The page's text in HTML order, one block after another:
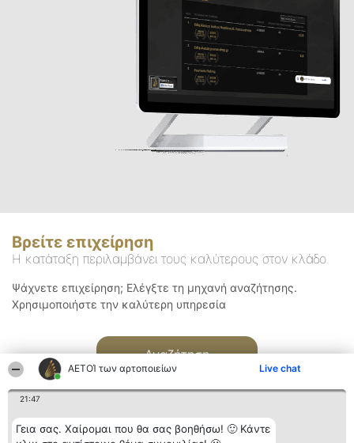
ΑΕΤΟΊ των αρτοποιείων Live chat
21:47
Γεια σας. Χαίρομαι που θα σας βοηθήσω! 🙂 Κάντε
Βρείτε επιχείρηση
Η κατάταξη περιλαμβάνει τους καλύτερους στον κλάδο
Ψάχνετε επιχείρηση; Ελέγξτε τη μηχανή αναζήτησης.
Χρησιμοποιήστε την καλύτερη υπηρεσία
Αναζήτηση